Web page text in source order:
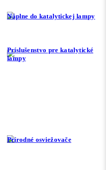
Náplne do katalytickej lampy
Príslušenstvo pre katalytické
lampy
Prírodné osviežovače